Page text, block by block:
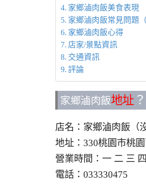
家鄉滷肉飯美食表現
家鄉滷肉飯常見問題（
家鄉滷肉飯心得
店家/景點資訊
交通資訊
評論
家鄉滷肉飯地址 ？
店名：家鄉滷肉飯（
地址：330桃園市桃
營業時間：一 二 三
電話：033330475